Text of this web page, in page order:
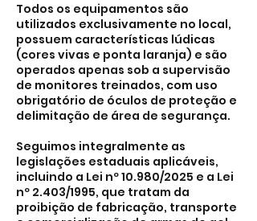
Todos os equipamentos são
utilizados exclusivamente no local,
possuem características lúdicas
(cores vivas e ponta laranja) e são
operados apenas sob a supervisão
de monitores treinados, com uso
obrigatório de óculos de proteção e
delimitação de área de segurança.
Seguimos integralmente as
legislações estaduais aplicáveis,
incluindo a Lei nº 10.980/2025 e a Lei
nº 2.403/1995, que tratam da
proibição de fabricação, transporte